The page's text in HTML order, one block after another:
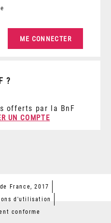
?
offerts par la BnF
UN COMPTE
France, 2017
d'utilisation
conforme